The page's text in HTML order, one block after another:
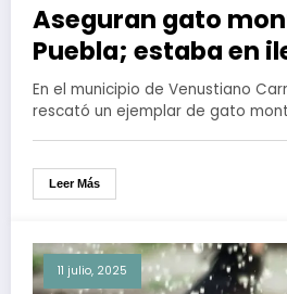
Aseguran gato
Puebla; estaba en
cautiverio
En el municipio de Venustiano
rescató un ejemplar de gato
Leer Más
11 julio, 2025